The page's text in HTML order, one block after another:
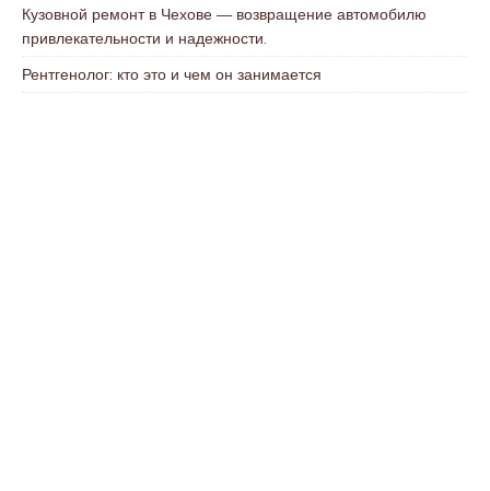
Кузовной ремонт в Чехове — возвращение автомобилю
привлекательности и надежности.
Рентгенолог: кто это и чем он занимается